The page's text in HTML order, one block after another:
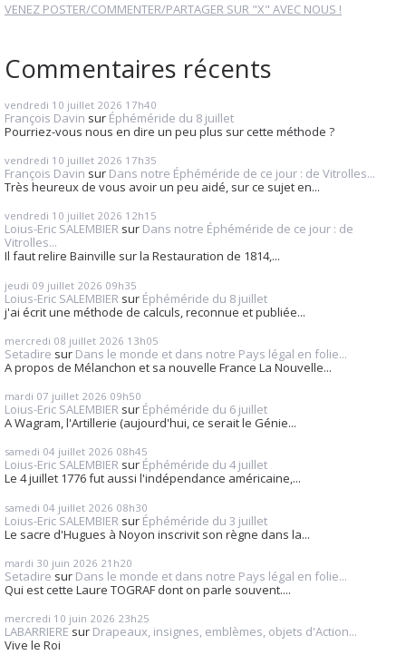
VENEZ POSTER/COMMENTER/PARTAGER SUR "X" AVEC NOUS !
Commentaires récents
vendredi 10 juillet 2026 17h40
François Davin sur Éphéméride du 8 juillet
Pourriez-vous nous en dire un peu plus sur cette méthode ?
vendredi 10 juillet 2026 17h35
François Davin sur Dans notre Éphéméride de ce jour : de Vitrolles...
Très heureux de vous avoir un peu aidé, sur ce sujet en...
vendredi 10 juillet 2026 12h15
Loius-Eric SALEMBIER sur Dans notre Éphéméride de ce jour : de
Vitrolles...
Il faut relire Bainville sur la Restauration de 1814,...
jeudi 09 juillet 2026 09h35
Loius-Eric SALEMBIER sur Éphéméride du 8 juillet
j'ai écrit une méthode de calculs, reconnue et publiée...
mercredi 08 juillet 2026 13h05
Setadire sur Dans le monde et dans notre Pays légal en folie...
A propos de Mélanchon et sa nouvelle France La Nouvelle...
mardi 07 juillet 2026 09h50
Loius-Eric SALEMBIER sur Éphéméride du 6 juillet
A Wagram, l'Artillerie (aujourd'hui, ce serait le Génie...
samedi 04 juillet 2026 08h45
Loius-Eric SALEMBIER sur Éphéméride du 4 juillet
Le 4 juillet 1776 fut aussi l'indépendance américaine,...
samedi 04 juillet 2026 08h30
Loius-Eric SALEMBIER sur Éphéméride du 3 juillet
Le sacre d'Hugues à Noyon inscrivit son règne dans la...
mardi 30 juin 2026 21h20
Setadire sur Dans le monde et dans notre Pays légal en folie...
Qui est cette Laure TOGRAF dont on parle souvent....
mercredi 10 juin 2026 23h25
LABARRIERE sur Drapeaux, insignes, emblèmes, objets d'Action...
Vive le Roi